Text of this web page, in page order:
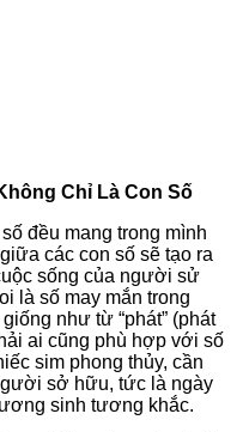
Chỉ Là Con Số
đều mang trong mình
các con số sẽ tạo ra
sống của người sử
là số may mắn trong
như từ “phát” (phát
ai cũng phù hợp với số
sim phong thủy, cần
sở hữu, tức là ngày
sinh tương khắc.